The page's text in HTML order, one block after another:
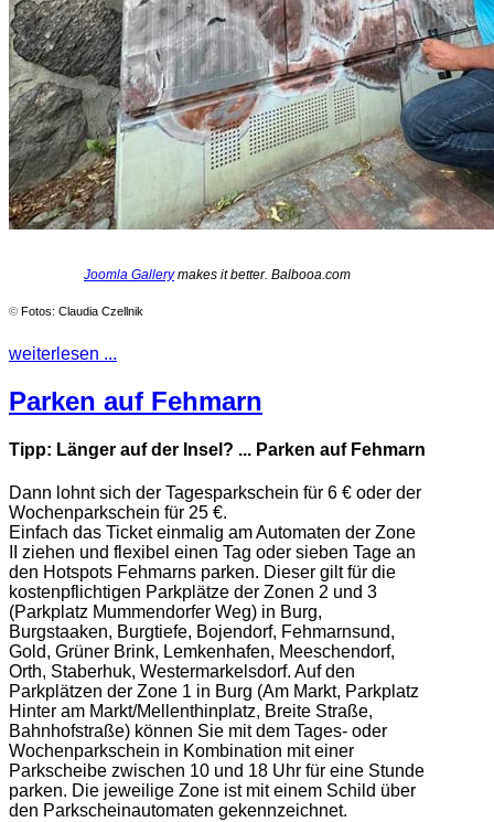
Joomla Gallerymakes it better. Balbooa.com
© Fotos: Claudia Czellnik
weiterlesen ...
Parken auf Fehmarn
Tipp: Länger auf der Insel? ... Parken auf Fehmarn
Dann lohnt sich der Tagesparkschein für 6 € oder der
Wochenparkschein für 25 €.
Einfach das Ticket einmalig am Automaten der Zone
II ziehen und flexibel einen Tag oder sieben Tage an
den Hotspots Fehmarns parken. Dieser gilt für die
kostenpflichtigen Parkplätze der Zonen 2 und 3
(Parkplatz Mummendorfer Weg) in Burg,
Burgstaaken, Burgtiefe, Bojendorf, Fehmarnsund,
Gold, Grüner Brink, Lemkenhafen, Meeschendorf,
Orth, Staberhuk, Westermarkelsdorf. Auf den
Parkplätzen der Zone 1 in Burg (Am Markt, Parkplatz
Hinter am Markt/Mellenthinplatz, Breite Straße,
Bahnhofstraße) können Sie mit dem Tages- oder
Wochenparkschein in Kombination mit einer
Parkscheibe zwischen 10 und 18 Uhr für eine Stunde
parken. Die jeweilige Zone ist mit einem Schild über
den Parkscheinautomaten gekennzeichnet.